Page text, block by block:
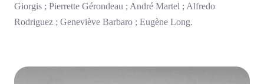
Giorgis ; Pierrette Gérondeau ; André Martel ; Alfredo
Rodriguez ; Geneviève Barbaro ; Eugène Long.